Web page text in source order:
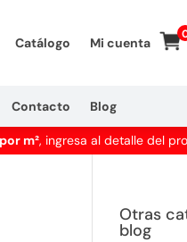
Catálogo Mi cuenta
Contacto Blog
m², ingresa al detalle del
Otras
blog